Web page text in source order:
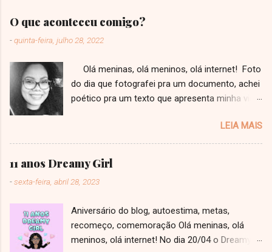
O que aconteceu comigo?
-quinta-feira, julho 28, 2022
Olá meninas, olá meninos, olá internet! Foto
do dia que fotografei pra um documento, achei
poético pra um texto que apresenta minha vida
texto, que tenho até medo de ter perdido o
jeito. Ainda mais um texto como esse, estilo
"desabafo" que eu viro repetidamente jurando
pra mim mesma que eu não vou mais fazer.
Esse é um texto muito importante, um divisor
Girl, como na minha vida pessoal como
Bárbara Ribeiro. Uma fase de maior
entendimento e principalmente de maior
LEIA MAIS
11 anos Dreamy Girl
-sexta-feira, abril 28, 2023
Aniversário do blog, autoestima, metas,
recomeço, comemoração Olá meninas, olá
meninos, olá internet! No dia 20/04 o Dreamy